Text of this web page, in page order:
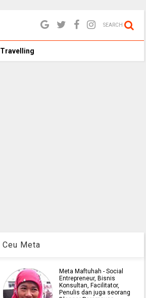
SEARCH
Travelling
Ceu Meta
Meta Maftuhah - Social
Entrepreneur, Bisnis
Konsultan, Facilitator,
Penulis dan juga seorang